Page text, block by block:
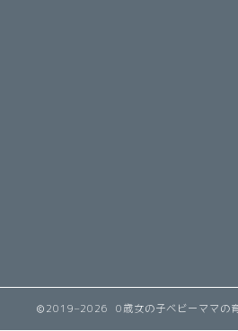
2019–2026 0歳女の子ベビーママの